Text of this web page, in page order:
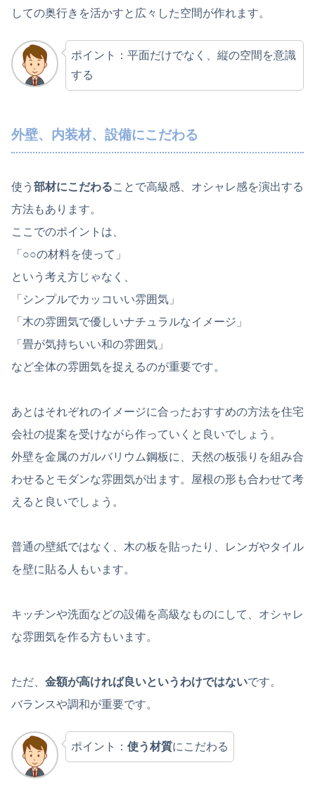
しての奥行きを活かすと広々した空間が作れます。
ポイント：平面だけでなく、縦の空間を意識
する
外壁、内装材、設備にこだわる
使う 部材にこだわることで高級感、オシャレ感を演出する
方法もあります。
ここでのポイントは、
「○○の材料を使って」
という考え方じゃなく、
「シンプルでカッコいい雰囲気」
「木の雰囲気で優しいナチュラルなイメージ」
「畳が気持ちいい和の雰囲気」
など全体の雰囲気を捉えるのが重要です。
あとはそれぞれのイメージに合ったおすすめの方法を住宅
会社の提案を受けながら作っていくと良いでしょう。
外壁を金属のガルバリウム鋼板に、天然の板張りを組み合
わせるとモダンな雰囲気が出ます。屋根の形も合わせて考
えると良いでしょう。
普通の壁紙ではなく、木の板を貼ったり、レンガやタイル
を壁に貼る人もいます。
キッチンや洗面などの設備を高級なものにして、オシャレ
な雰囲気を作る方もいます。
ただ、 金額が高ければ良いというわけではないです。
バランスや調和が重要です。
ポイント： 使う材質にこだわる